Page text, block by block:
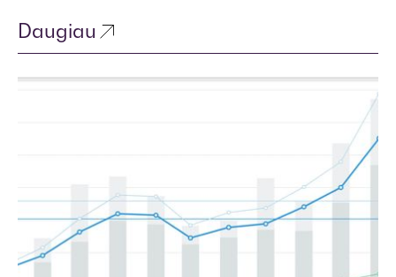
Daugiau